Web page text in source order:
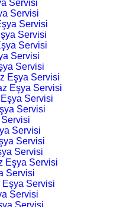
Servisi
Servisi
Servisi
Servisi
Servisi
Servisi
Servisi
Eşya Servisi
Eşya Servisi
Servisi
Servisi
Servisi
Servisi
Servisi
Eşya Servisi
Servisi
Servisi
Servisi
Servisi